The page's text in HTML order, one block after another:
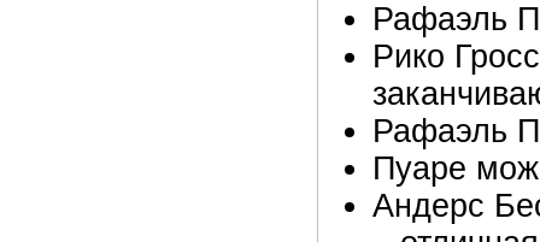
Рафаэль
Рико
Рафаэль
Пуаре
Андерс